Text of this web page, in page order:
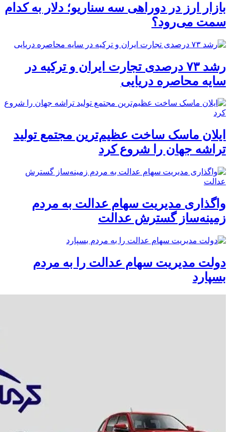
بازار ارز در دوراهی سه سناریو؛ دلار به کدام
سمت می‌رود؟
رشد ۷۳ درصدی تجارت ایران و ترکیه در
سایه محاصره دریایی
ایلان ماسک ساخت عظیم‌ترین مجتمع تولید
تراشه جهان را شروع کرد
واگذاری مدیریت سهام عدالت به مردم
زمینه‌ساز گسترش عدالت
دولت مدیریت سهام عدالت را به مردم
بسپارد